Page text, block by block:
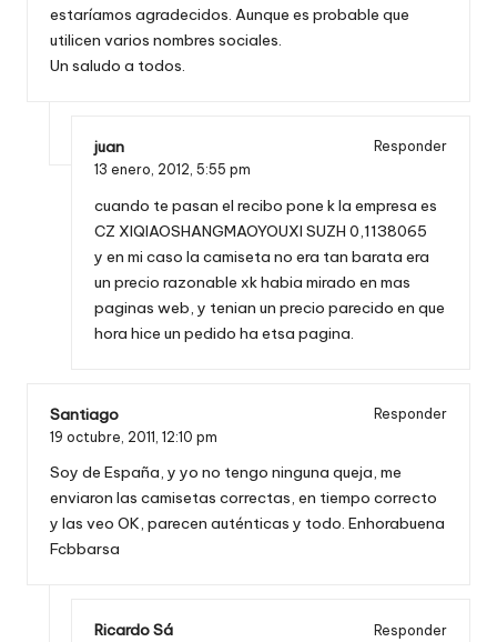
estaríamos agradecidos. Aunque es probable que
utilicen varios nombres sociales.
Un saludo a todos.
juan
Responder
13 enero, 2012, 5:55 pm
cuando te pasan el recibo pone k la empresa es
CZ XIQIAOSHANGMAOYOUXI SUZH 0,1138065
y en mi caso la camiseta no era tan barata era
un precio razonable xk habia mirado en mas
paginas web, y tenian un precio parecido en que
hora hice un pedido ha etsa pagina.
Santiago
Responder
19 octubre, 2011, 12:10 pm
Soy de España, y yo no tengo ninguna queja, me
enviaron las camisetas correctas, en tiempo correcto
y las veo OK, parecen auténticas y todo. Enhorabuena
Fcbbarsa
Ricardo Sá
Responder